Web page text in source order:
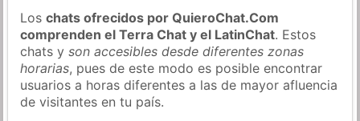
Loschats ofrecidos por QuieroChat.Com
comprenden el Terra Chat y el LatinChat. Estos
chats yson accesibles desde diferentes zonas
horarias, pues de este modo es posible encontrar
usuarios a horas diferentes a las de mayor afluencia
de visitantes en tu país.